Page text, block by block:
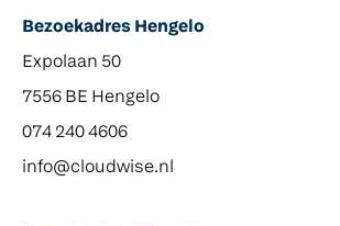
Bezoekadres Hengelo
Expolaan 50
7556 BE Hengelo
074 240 4606
info@cloudwise.nl